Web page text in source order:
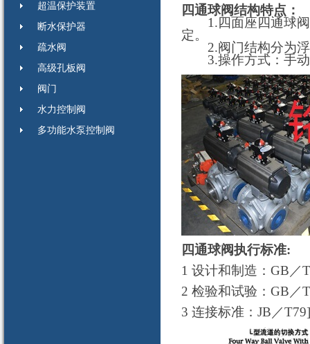
超温保护装置
断水保护器
疏水阀
高级孔板阀
阀门
水力控制阀
多功能水泵控制阀
四通球阀结构特点：
1.四面座四通球阀
定。
2.阀门结构分为浮
3.操作方式：手动
四通球阀执行标准:
1 设计和制造：GB／
2 检验和试验：GB／
3 连接标准：JB／